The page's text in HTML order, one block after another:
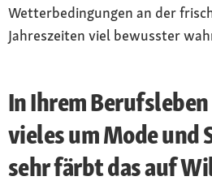
Wetterbedingungen an der
Jahreszeiten viel bewusster
In Ihrem
vieles um Mode und
sehr färbt das auf